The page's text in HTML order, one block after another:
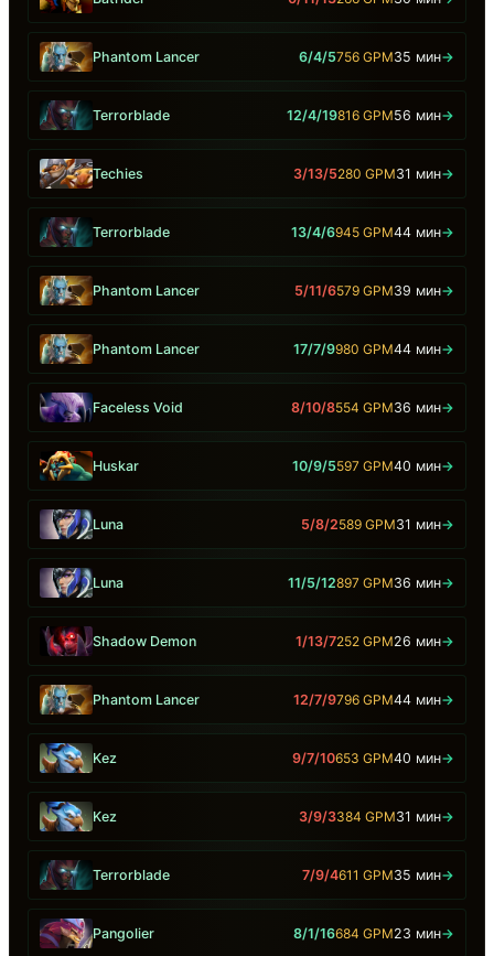
Phantom Lancer 6/4/5756 GPM35 мин→
Terrorblade 12/4/19816 GPM56 мин→
Techies 3/13/5280 GPM31 мин→
Terrorblade 13/4/6945 GPM44 мин→
Phantom Lancer 5/11/6579 GPM39 мин→
Phantom Lancer 17/7/9980 GPM44 мин→
Faceless Void 8/10/8554 GPM36 мин→
Huskar 10/9/5597 GPM40 мин→
Luna 5/8/2589 GPM31 мин→
Luna 11/5/12897 GPM36 мин→
Shadow Demon 1/13/7252 GPM26 мин→
Phantom Lancer 12/7/9796 GPM44 мин→
Kez 9/7/10653 GPM40 мин→
Kez 3/9/3384 GPM31 мин→
Terrorblade 7/9/4611 GPM35 мин→
Pangolier 8/1/16684 GPM23 мин→